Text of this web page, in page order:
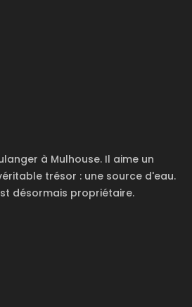
à Mulhouse. Il aime un
trésor : une source d'eau.
désormais propriétaire.